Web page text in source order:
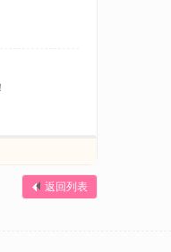
返回列表